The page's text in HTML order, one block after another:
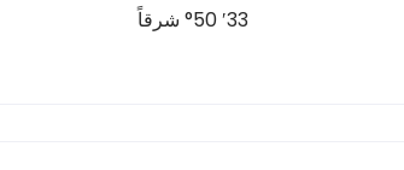
33′ 50° شرقاً